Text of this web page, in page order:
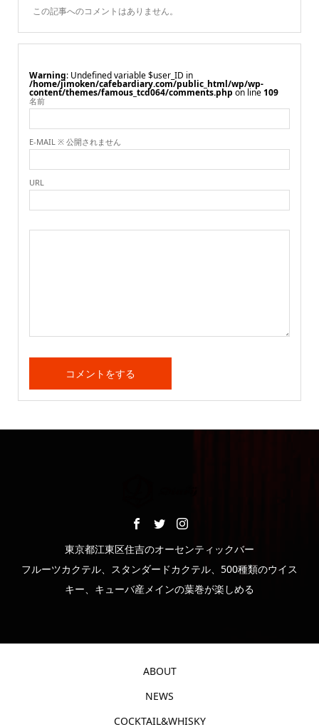
この記事へのコメントはありません。
Warning : Undefined variable $user_ID in
/home/jimoken/cafebardiary.com/public_html/wp/wp-
content/themes/famous_tcd064/comments.php on line109
名前
E-MAIL ※ 公開されません
URL
東京都江東区住吉のオーセンティックバー
フルーツカクテル、スタンダードカクテル、500種類のウイス
キー、キューバ産メインの葉巻が楽しめる
ABOUT
NEWS
COCKTAIL&WHISKY